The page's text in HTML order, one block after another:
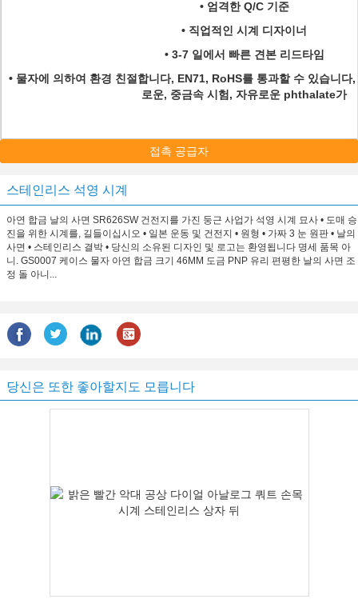
• 엄격한 Q/C 기준
• 직업적인 시계 디자이너
• 3-7 일에서 빠른 견본 리드타임
• 물자에 의하여 환경 친절합니다, EN71, RoHS를 통과할 수 있습니다
로운, 중금속 시험, 자유로운 phthalate가
접촉 공급자
스테인리스 석영 시계
아연 합금 날의 사면 SR626SW 건전지를 가진 둥근 사업가 석영 시계 묘사 • 도매 승
진을 위한 시계를, 길들이십시오 • 일본 운동 및 건전지 • 원형 • 가짜 3 눈 원판 • 날의
사면 • 스테인리스 결박 • 당신의 소유된 디자인 및 로고는 환영됩니다 명세 품목 아
니. GS0007 케이스 물자 아연 합금 크기 46MM 도금 PNP 유리 편평한 날의 사면 조
정 돌 아니...
당신은 또한 좋아할지도 모릅니다